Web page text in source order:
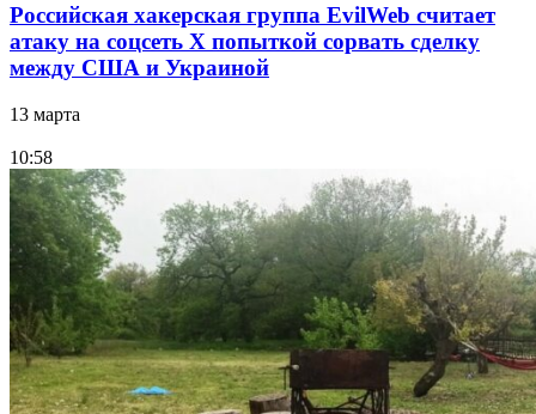
Российская хакерская группа EvilWeb считает
атаку на соцсеть Х попыткой сорвать сделку
между США и Украиной
13 марта
10:58